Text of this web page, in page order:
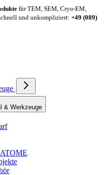
für TEM, SEM, Cryo-EM,
und unkompliziert: +49 (089)
& Werkzeuge